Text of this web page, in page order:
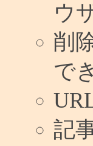
ウ
削
で
記